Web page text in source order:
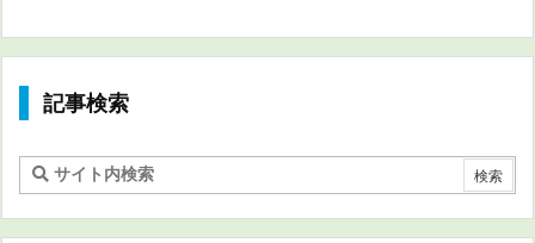
記事検索